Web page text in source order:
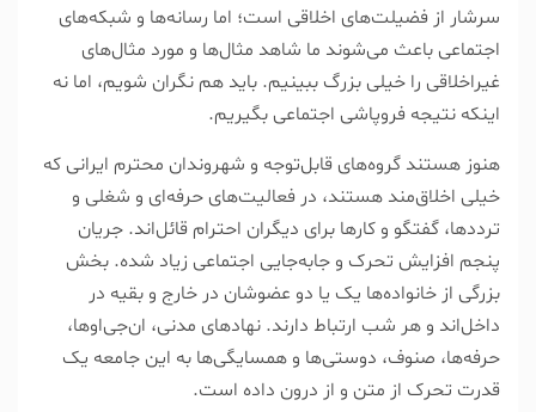
سرشار از فضیلت‌های اخلاقی است؛ اما رسانه‌ها و شبکه‌های
اجتماعی باعث می‌شوند ما شاهد مثال‌ها و مورد مثال‌های
غیراخلاقی را خیلی بزرگ ببینیم. باید هم نگران شویم، اما نه
اینکه نتیجه فروپاشی اجتماعی بگیریم.
هنوز هستند گروه‌های قابل‌توجه و شهروندان محترم ایرانی که
خیلی اخلاق‌مند هستند، در فعالیت‌های حرفه‌ای و شغلی و
تردد‌ها، گفتگو و کار‌ها برای دیگران احترام قائل‌اند. جریان
پنجم افزایش تحرک و جابه‌جایی اجتماعی زیاد شده. بخش
بزرگی از خانواده‌ها یک یا دو عضوشان در خارج و بقیه در
داخل‌اند و هر شب ارتباط دارند. نهاد‌های مدنی، ان‌جی‌او‌ها،
حرفه‌ها، صنوف، دوستی‌ها و همسایگی‌ها به این جامعه یک
قدرت تحرک از متن و از درون داده است.